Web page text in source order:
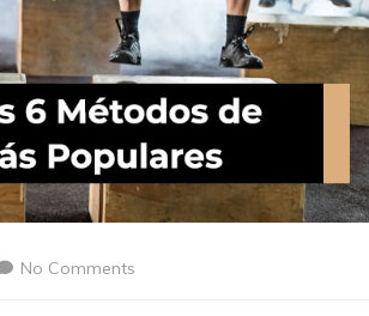
No Comments